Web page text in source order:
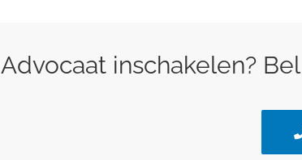
Advocaat inschakelen?